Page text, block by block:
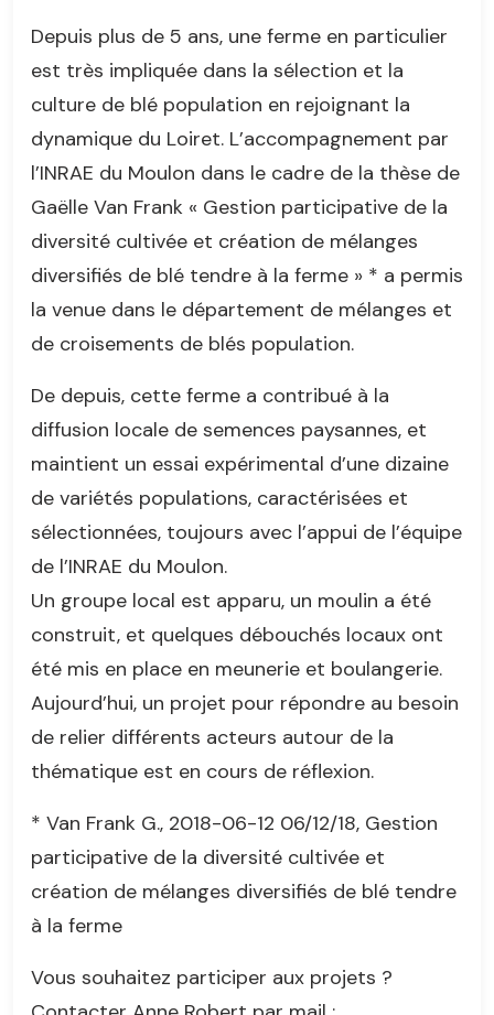
Depuis plus de 5 ans, une ferme en particulier
est très impliquée dans la sélection et la
culture de blé population en rejoignant la
dynamique du Loiret. L’accompagnement par
l’INRAE du Moulon dans le cadre de la thèse de
Gaëlle Van Frank « Gestion participative de la
diversité cultivée et création de mélanges
diversifiés de blé tendre à la ferme » * a permis
la venue dans le département de mélanges et
de croisements de blés population.
De depuis, cette ferme a contribué à la
diffusion locale de semences paysannes, et
maintient un essai expérimental d’une dizaine
de variétés populations, caractérisées et
sélectionnées, toujours avec l’appui de l’équipe
de l’INRAE du Moulon.
Un groupe local est apparu, un moulin a été
construit, et quelques débouchés locaux ont
été mis en place en meunerie et boulangerie.
Aujourd’hui, un projet pour répondre au besoin
de relier différents acteurs autour de la
thématique est en cours de réflexion.
* Van Frank G., 2018-06-12 06/12/18, Gestion
participative de la diversité cultivée et
création de mélanges diversifiés de blé tendre
à la ferme
Vous souhaitez participer aux projets ?